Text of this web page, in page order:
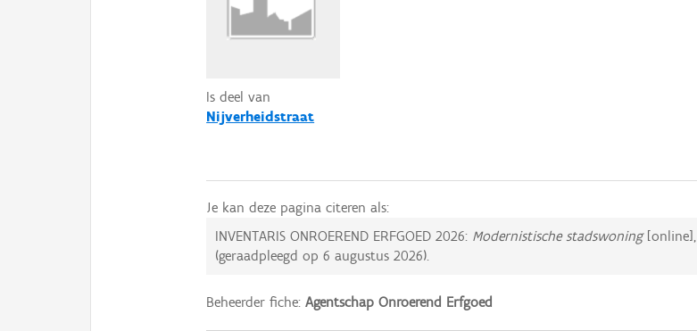
Is deel van
Nijverheidstraat
Je kan deze pagina citeren als:
INVENTARIS ONROEREND ERFGOED 2026: Modernistische stadswoning[online],
(geraadpleegd op6 augustus 2026).
Beheerder fiche:Agentschap Onroerend Erfgoed